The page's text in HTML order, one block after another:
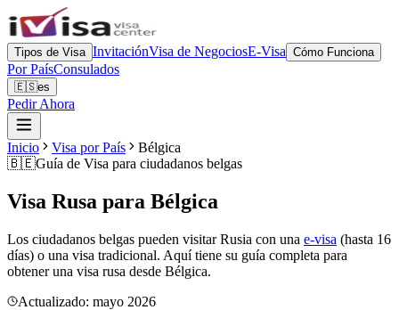
Tipos de Visa InvitaciónVisa de NegociosE-Visa Cómo Funciona
Por PaísConsulados
🇪🇸es
Pedir Ahora
Inicio Visa por País
Bélgica
🇧🇪Guía de Visa para ciudadanos belgas
Visa Rusa para Bélgica
Los ciudadanos belgas pueden visitar Rusia con una e-visa (hasta 16
días) o una visa tradicional. Aquí tiene su guía completa para
obtener una visa rusa desde Bélgica.
Actualizado: mayo 2026